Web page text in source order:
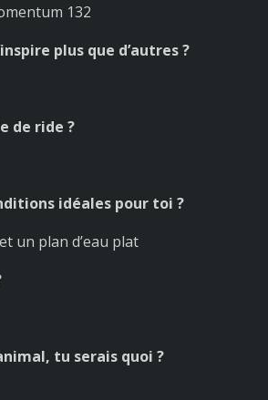
132
plus que d’autres ?
de ride ?
idéales pour toi ?
un plan d’eau plat
tu serais quoi ?